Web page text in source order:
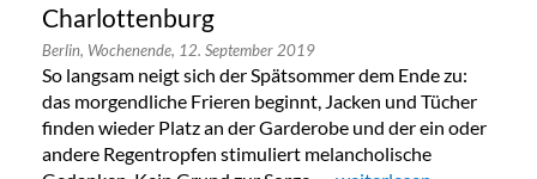
Charlottenburg
Berlin, Wochenende, 12. September 2019
So langsam neigt sich der Spätsommer dem Ende zu:
das morgendliche Frieren beginnt, Jacken und Tücher
finden wieder Platz an der Garderobe und der ein oder
andere Regentropfen stimuliert melancholische